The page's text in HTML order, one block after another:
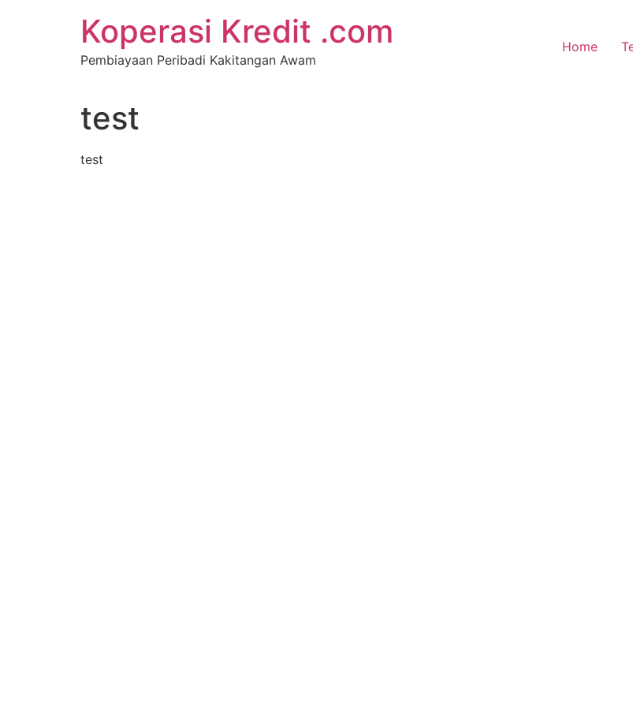
Koperasi Kredit .com
Pembiayaan Peribadi Kakitangan Awam
Home
test
test